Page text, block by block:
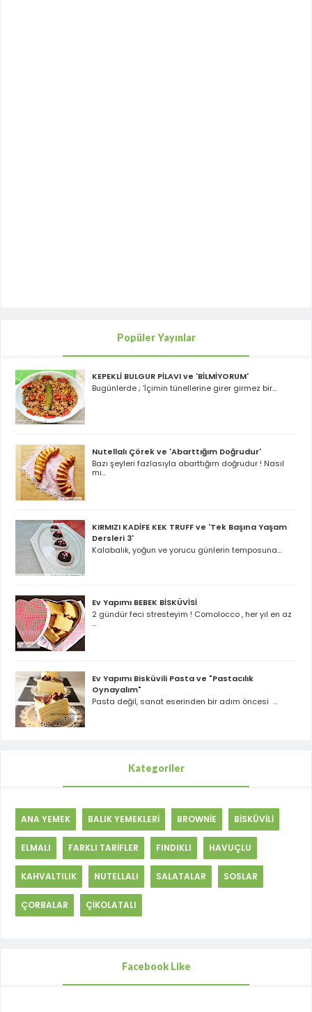
Popüler Yayınlar
KEPEKLİ BULGUR PİLAVI ve 'BİLMİYORUM'
Bugünlerde ; 'İçimin tünellerine girer girmez bir...
Nutellalı Çörek ve 'Abarttığım Doğrudur'
Bazı şeyleri fazlasıyla abarttığım doğrudur ! Nasıl
mı...
KIRMIZI KADİFE KEK TRUFF ve 'Tek Başına Yaşam
Dersleri 3'
Kalabalık, yoğun ve yorucu günlerin temposuna...
Ev Yapımı BEBEK BİSKÜVİSİ
2 gündür feci stresteyim ! Comolocco , her yıl en az
...
Ev Yapımı Bisküvili Pasta ve "Pastacılık
Oynayalım"
Pasta değil, sanat eserinden bir adım öncesi ...
Kategoriler
ANA YEMEK BALIK YEMEKLERİ BROWNİE BİSKÜVİLİ
ELMALI FARKLI TARİFLER FINDIKLI HAVUÇLU
KAHVALTILIK NUTELLALI SALATALAR SOSLAR
ÇORBALAR ÇİKOLATALI
Facebook Like